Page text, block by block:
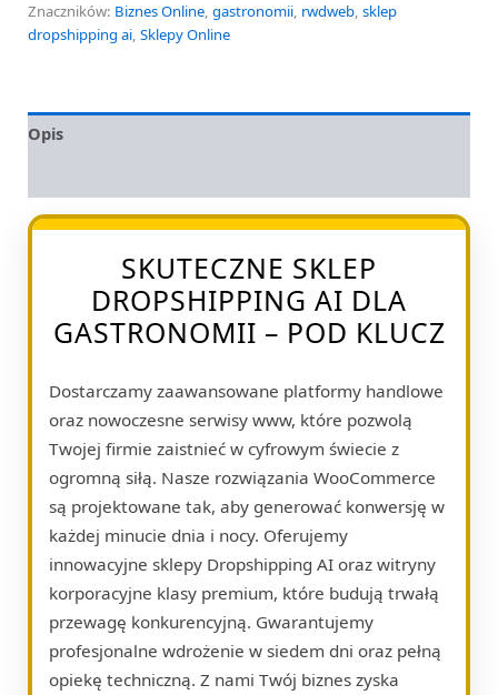
Znaczników: Biznes Online, gastronomii, rwdweb, sklep
dropshipping ai, Sklepy Online
Opis
SKUTECZNE SKLEP
DROPSHIPPING AI DLA
GASTRONOMII – POD KLUCZ
Dostarczamy zaawansowane platformy handlowe
oraz nowoczesne serwisy www, które pozwolą
Twojej firmie zaistnieć w cyfrowym świecie z
ogromną siłą. Nasze rozwiązania WooCommerce
są projektowane tak, aby generować konwersję w
każdej minucie dnia i nocy. Oferujemy
innowacyjne sklepy Dropshipping AI oraz witryny
korporacyjne klasy premium, które budują trwałą
przewagę konkurencyjną. Gwarantujemy
profesjonalne wdrożenie w siedem dni oraz pełną
opiekę techniczną. Z nami Twój biznes zyska